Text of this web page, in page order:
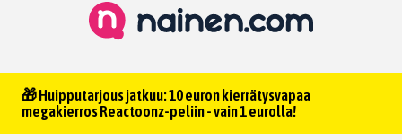
🎁 Huipputarjous jatkuu: 10 euron kierrätysvapaa
megakierros Reactoonz-peliin - vain 1 eurolla!